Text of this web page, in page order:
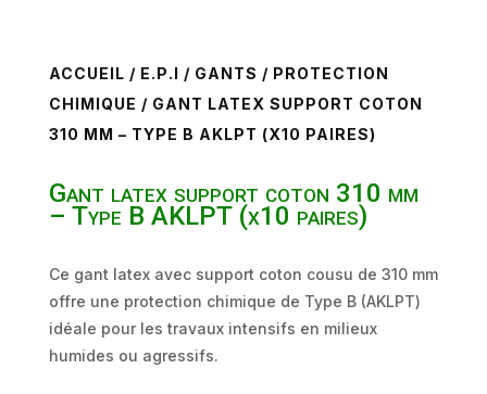
ACCUEIL / E.P.I / GANTS / PROTECTION
CHIMIQUE / GANT LATEX SUPPORT COTON
310 MM – TYPE B AKLPT (X10 PAIRES)
Gant latex support coton 310 mm
– Type B AKLPT (x10 paires)
Ce gant latex avec support coton cousu de 310 mm
offre une protection chimique de Type B (AKLPT)
idéale pour les travaux intensifs en milieux
humides ou agressifs.